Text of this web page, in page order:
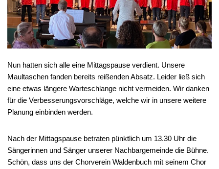
Nun hatten sich alle eine Mittagspause verdient. Unsere
Maultaschen fanden bereits reißenden Absatz. Leider ließ sich
eine etwas längere Warteschlange nicht vermeiden. Wir danken
für die Verbesserungsvorschläge, welche wir in unsere weitere
Planung einbinden werden.
Nach der Mittagspause betraten pünktlich um 13.30 Uhr die
Sängerinnen und Sänger unserer Nachbargemeinde die Bühne.
Schön, dass uns der Chorverein Waldenbuch mit seinem Chor